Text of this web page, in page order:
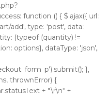
function () { $.ajax({ url:
add', type: 'post', data:
(typeof (quantity) !=
options}, dataType: 'json',
},
thrownError) {
+ "\r\n" +